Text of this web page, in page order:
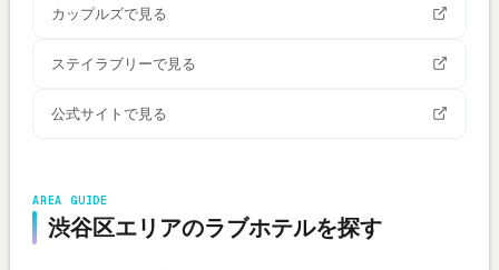
カップルズで見る
ステイラブリーで見る
公式サイトで見る
AREA GUIDE
渋谷区エリアのラブホテルを探す